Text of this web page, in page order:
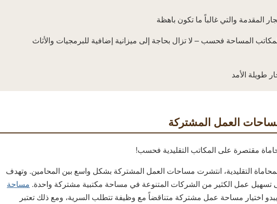
المقدمة والتي غالباً ما تكون باهظة
المساحة فحسب – لا تزال بحاجة إلى ميزانية إضافية للبرمجيات والأثاث
طويلة الأمد
العمل المشتركة
مقتصرة على المكاتب التقليدية فحسب!
التقليدية، انتشرت مساحات العمل المشتركة بشكل واسع بين المحامين. وتهدف
تسهيل عمل الكثير من الشركات المتنوعة في مساحة مكتبية مشتركة واحدة. مساحة
اختيار مساحة عمل مشتركة متناقضاً مع وظيفة تتطلب السرية، ومع ذلك تعتبر